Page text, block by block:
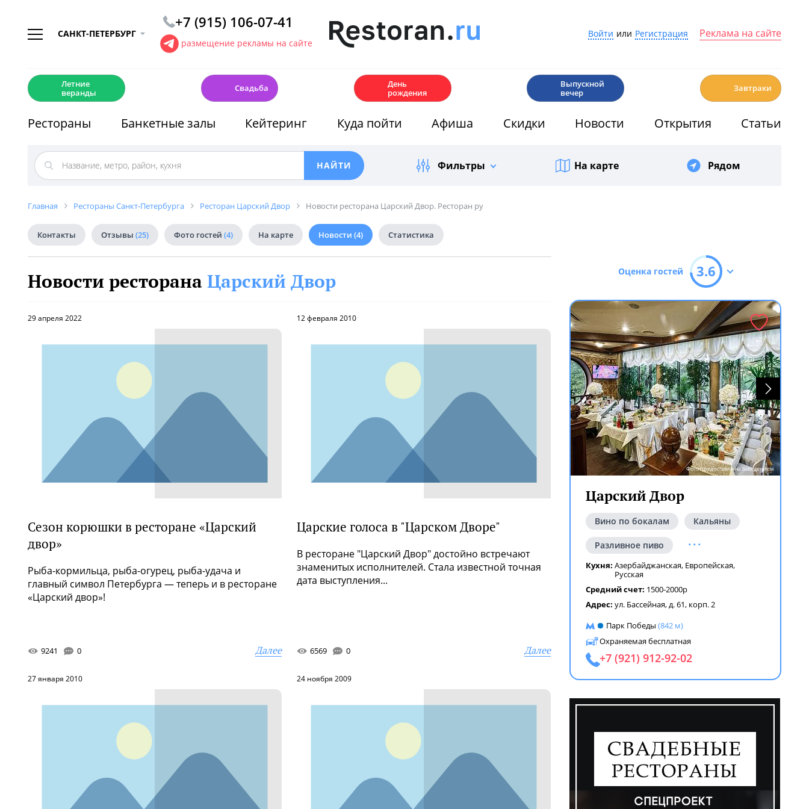
САНКТ-ПЕТЕРБУРГ
+7 (915) 106-07-41
размещение рекламы на сайте
Войти или Регистрация Реклама на сайте
Летние
веранды
Свадьба
День
рождения
Выпускной
вечер
Завтраки
Рестораны Банкетные залы Кейтеринг Куда пойти Афиша Скидки Новости Открытия Статьи
Фильтры На карте Рядом
Главная Рестораны Санкт-Петербурга Ресторан Царский Двор Новости ресторана Царский Двор. Ресторан ру
Контакты Отзывы (25) Фото гостей (4) На карте Новости (4) Статистика
Новости ресторана Царский Двор
29 апреля 2022
Сезон корюшки в ресторане «Царский
двор»
Рыба-кормильца, рыба-огурец, рыба-удача и
главный символ Петербурга — теперь и в ресторане
«Царский двор»!
9241 0 Далее
12 февраля 2010
Царские голоса в "Царском Дворе"
В ресторане "Царский Двор" достойно встречают
знаменитых исполнителей. Стала известной точная
дата выступления...
6569 0 Далее
27 января 2010 24 ноября 2009
Оценка гостей 3.6
Фото предоставлены заведением
Царский Двор
Вино по бокалам Кальяны
Разливное пиво ...
Кухня: Азербайджанская, Европейская,
Русская
Средний счет: 1500-2000р
Адрес: ул. Бассейная, д. 61, корп. 2
Парк Победы (842 м)
Охраняемая бесплатная
+7 (921) 912-92-02